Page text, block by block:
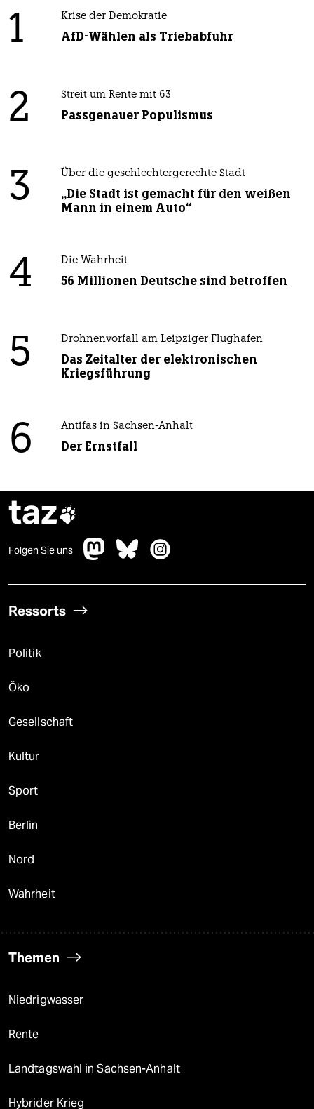
1 Krise der Demokratie
AfD-Wählen als Triebabfuhr
2 Streit um Rente mit 63
Passgenauer Populismus
3 Über die geschlechtergerechte Stadt
„Die Stadt ist gemacht für den weißen
Mann in einem Auto“
4 Die Wahrheit
56 Millionen Deutsche sind betroffen
5 Drohnenvorfall am Leipziger Flughafen
Das Zeitalter der elektronischen
Kriegsführung
6 Antifas in Sachsen-Anhalt
Der Ernstfall
taz
Folgen Sie uns
Ressorts
Politik
Öko
Gesellschaft
Kultur
Sport
Berlin
Nord
Wahrheit
Themen
Niedrigwasser
Rente
Landtagswahl in Sachsen-Anhalt
Hybrider Krieg